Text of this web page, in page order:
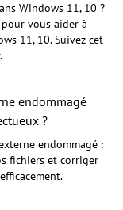
Windows 11, 10 ?
vous aider à
11, 10. Suivez cet
endommagé
?
endommagé :
fichiers et corriger